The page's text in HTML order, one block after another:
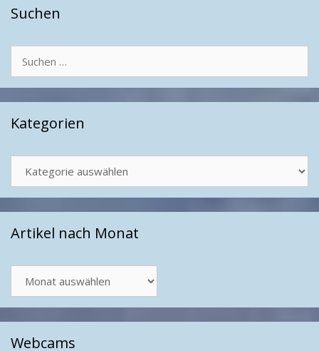
Suchen
nach:
Kategorien
Artikel nach Monat
nach
Monat
Webcams